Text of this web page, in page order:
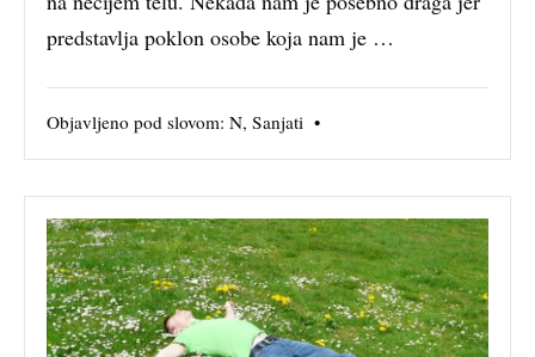
predstavlja poklon osobe koja nam je …
Objavljeno pod slovom: N, Sanjati •